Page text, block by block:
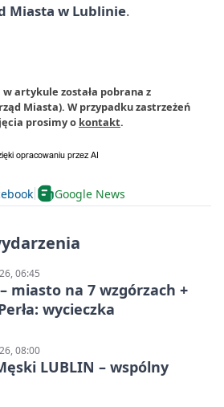
Miasta w Lublinie.
artykule została pobrana z
Miasta). W przypadku zastrzeżeń
prosimy o kontakt.
Google News
06:45
miasto na 7 wzgórzach +
wycieczka
08:00
LUBLIN – wspólny